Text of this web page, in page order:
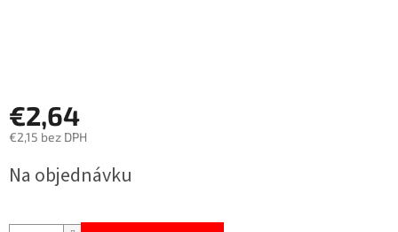
€2,64
€2,15 bez DPH
cena:
Na objednávku